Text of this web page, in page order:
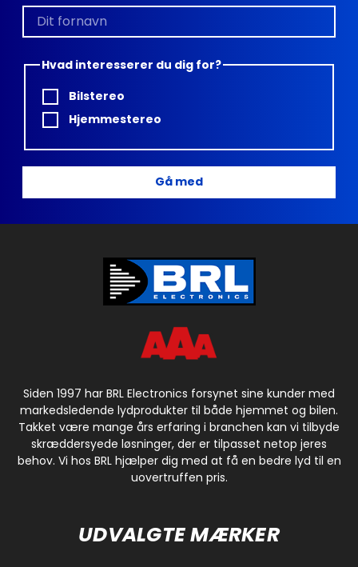
Hvad interesserer du dig for?
Bilstereo
Hjemmestereo
Gå med
Siden 1997 har BRL Electronics forsynet sine kunder med
markedsledende lydprodukter til både hjemmet og bilen.
Takket være mange års erfaring i branchen kan vi tilbyde
skræddersyede løsninger, der er tilpasset netop jeres
behov. Vi hos BRL hjælper dig med at få en bedre lyd til en
uovertruffen pris.
UDVALGTE MÆRKER